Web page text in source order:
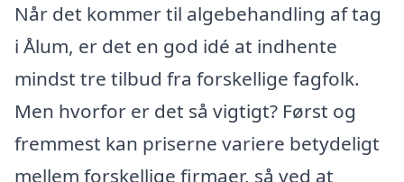
Når det kommer til algebehandling af tag
i Ålum, er det en god idé at indhente
mindst tre tilbud fra forskellige fagfolk.
Men hvorfor er det så vigtigt? Først og
fremmest kan priserne variere betydeligt
mellem forskellige firmaer, så ved at